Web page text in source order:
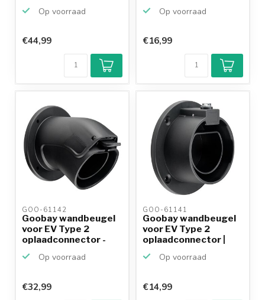
Op voorraad
€44,99
Op voorraad
€16,99
GOO-61142
Goobay wandbeugel
voor EV Type 2
oplaadconnector -
Op voorraad
€32,99
GOO-61141
Goobay wandbeugel
voor EV Type 2
oplaadconnector |
Op voorraad
€14,99